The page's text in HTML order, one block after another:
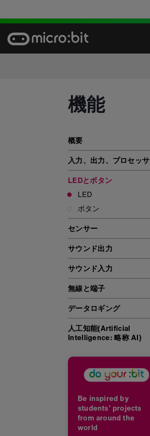
content
機能: LEDとボタン
機能
概要
入力、出力、プロセッサ
LEDとボタン
LED
ボタン
センサー
サウンド出力
サウンド入力
無線と端子
データロギング
人工知能(Artificial
Intelligence: 略称 AI)
Be inspired by
students' projects
from around the
world